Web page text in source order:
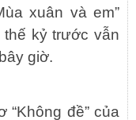
xuân và em”
kỷ trước vẫn
giờ.
“Không đề” của